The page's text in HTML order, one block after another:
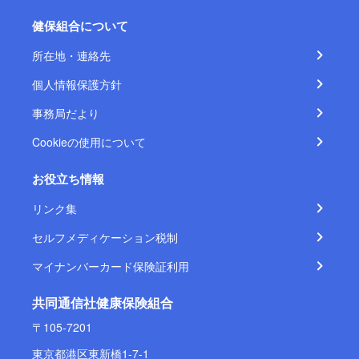
健保組合について
所在地・連絡先
個人情報保護方針
事務局だより
Cookieの使用について
お役立ち情報
リンク集
セルフメディケーション税制
マイナンバーカード保険証利用
共同通信社健康保険組合
〒105-7201
東京都港区東新橋1-7-1